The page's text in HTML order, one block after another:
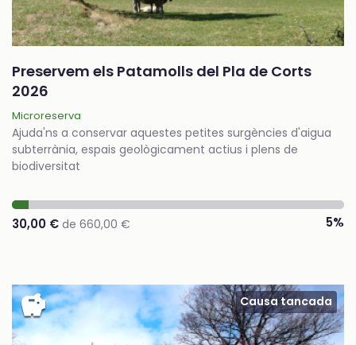
Preservem els Patamolls del Pla de Corts
2026
Microreserva
Ajuda'ns a conservar aquestes petites surgències d'aigua
subterrània, espais geològicament actius i plens de
biodiversitat
30,00 € de 660,00 € 5%
savings Causa tancada